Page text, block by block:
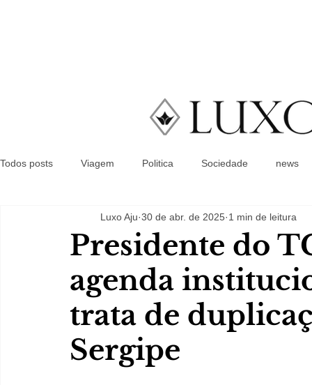
Todos posts Viagem Politica Sociedade news
Presidente do
agenda
trata de
Sergipe
Luxo Aju 30 de abr. de 2025 1 min de leitura